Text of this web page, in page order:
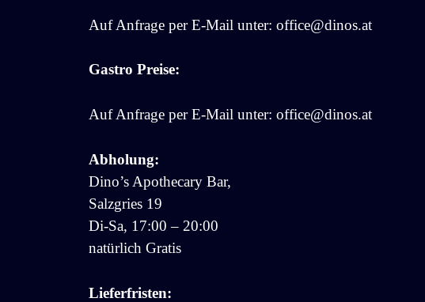
Auf Anfrage per E-Mail unter: office@dinos.at
Gastro Preise:
Auf Anfrage per E-Mail unter: office@dinos.at
Abholung:
Dino’s Apothecary Bar,
Salzgries 19
Di-Sa, 17:00 – 20:00
natürlich Gratis
Lieferfristen: